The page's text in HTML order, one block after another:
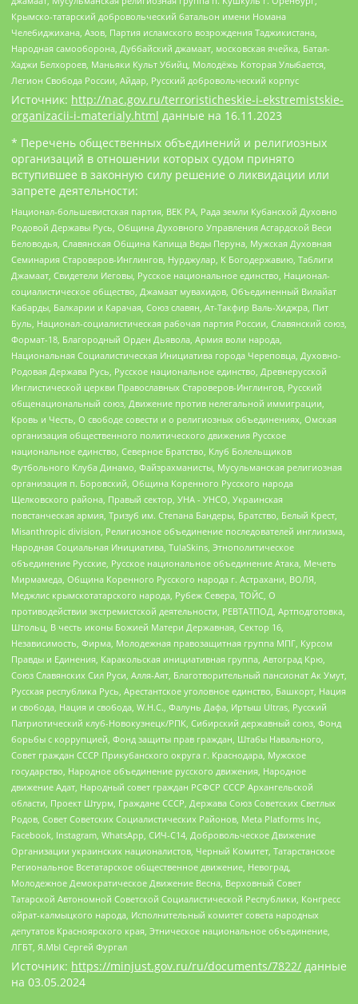
Крымско-татарский добровольческий батальон имени Номана
Челебиджихана, Азов, Партия исламского возрождения Таджикистана,
Народная самооборона, Дуббайский джамаат, московская ячейка, Батал-
Хаджи Белхороев, Маньяки Культ Убийц, Молодёжь Которая Улыбается,
Легион Свобода России, Айдар, Русский добровольческий корпус
Источник: http://nac.gov.ru/terroristicheskie-i-ekstremistskie-
organizacii-i-materialy.html данные на 16.11.2023
* Перечень общественных объединений и религиозных
организаций в отношении которых судом принято
вступившее в законную силу решение о ликвидации или
запрете деятельности:
Национал-большевистская партия, ВЕК РА, Рада земли Кубанской Духовно
Родовой Державы Русь, Община Духовного Управления Асгардской Веси
Беловодья, Славянская Община Капища Веды Перуна, Мужская Духовная
Семинария Староверов-Инглингов, Нурджулар, К Богодержавию, Таблиги
Джамаат, Свидетели Иеговы, Русское национальное единство, Национал-
социалистическое общество, Джамаат мувахидов, Объединенный Вилайат
Кабарды, Балкарии и Карачая, Союз славян, Ат-Такфир Валь-Хиджра, Пит
Буль, Национал-социалистическая рабочая партия России, Славянский союз,
Формат-18, Благородный Орден Дьявола, Армия воли народа,
Национальная Социалистическая Инициатива города Череповца, Духовно-
Родовая Держава Русь, Русское национальное единство, Древнерусской
Инглистической церкви Православных Староверов-Инглингов, Русский
общенациональный союз, Движение против нелегальной иммиграции,
Кровь и Честь, О свободе совести и о религиозных объединениях, Омская
организация общественного политического движения Русское
национальное единство, Северное Братство, Клуб Болельщиков
Футбольного Клуба Динамо, Файзрахманисты, Мусульманская религиозная
организация п. Боровский, Община Коренного Русского народа
Щелковского района, Правый сектор, УНА - УНСО, Украинская
повстанческая армия, Тризуб им. Степана Бандеры, Братство, Белый Крест,
Misanthropic division, Религиозное объединение последователей инглиизма,
Народная Социальная Инициатива, TulaSkins, Этнополитическое
объединение Русские, Русское национальное объединение Атака, Мечеть
Мирмамеда, Община Коренного Русского народа г. Астрахани, ВОЛЯ,
Меджлис крымскотатарского народа, Рубеж Севера, ТОЙС, О
противодействии экстремистской деятельности, РЕВТАТПОД, Артподготовка,
Штольц, В честь иконы Божией Матери Державная, Сектор 16,
Независимость, Фирма, Молодежная правозащитная группа МПГ, Курсом
Правды и Единения, Каракольская инициативная группа, Автоград Крю,
Союз Славянских Сил Руси, Алля-Аят, Благотворительный пансионат Ак Умут,
Русская республика Русь, Арестантское уголовное единство, Башкорт, Нация
и свобода, Нация и свобода, W.H.С., Фалунь Дафа, Иртыш Ultras, Русский
Патриотический клуб-Новокузнецк/РПК, Сибирский державный союз, Фонд
борьбы с коррупцией, Фонд защиты прав граждан, Штабы Навального,
Совет граждан СССР Прикубанского округа г. Краснодара, Мужское
государство, Народное объединение русского движения, Народное
движение Адат, Народный совет граждан РСФСР СССР Архангельской
области, Проект Штурм, Граждане СССР, Держава Союз Советских Светлых
Родов, Совет Советских Социалистических Районов, Meta Platforms Inc,
Facebook, Instagram, WhatsApp, СИЧ-С14, Добровольческое Движение
Организации украинских националистов, Черный Комитет, Татарстанское
Региональное Всетатарское общественное движение, Невоград,
Молодежное Демократическое Движение Весна, Верховный Совет
Татарской Автономной Советской Социалистической Республики, Конгресс
ойрат-калмыцкого народа, Исполнительный комитет совета народных
депутатов Красноярского края, Этническое национальное объединение,
ЛГБТ, Я.МЫ Сергей Фургал
Источник: https://minjust.gov.ru/ru/documents/7822/ данные
на 03.05.2024